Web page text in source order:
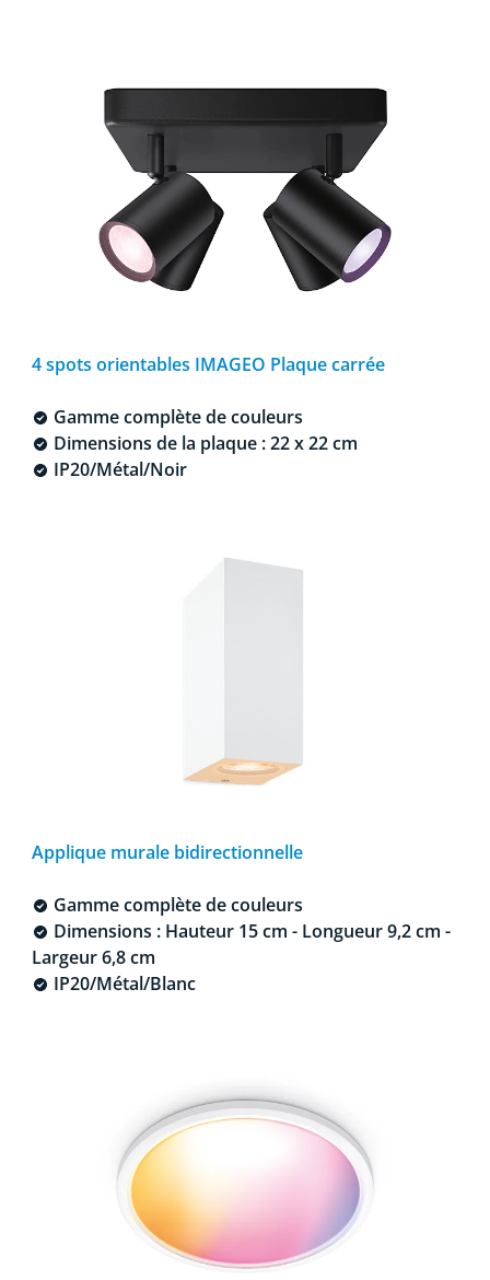
4 spots orientables IMAGEO Plaque carrée
Gamme complète de couleurs
Dimensions de la plaque : 22 x 22 cm
IP20/Métal/Noir
Applique murale bidirectionnelle
Gamme complète de couleurs
Dimensions : Hauteur 15 cm - Longueur 9,2 cm -
Largeur 6,8 cm
IP20/Métal/Blanc